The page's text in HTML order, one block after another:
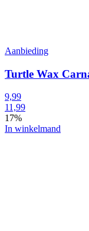
Aanbieding
Turtle Wax
9,99
11,99
17%
In winkelmand